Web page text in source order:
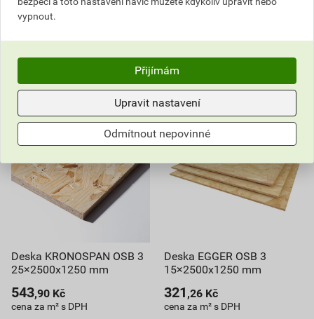
Do košíku
38 305,58 Kč celkem s DPH
36 610,82 Kč celkem s DPH
Deska KRONOSPAN OSB 3
25×2500x1250 mm
543,90 Kč
cena za m² s DPH
Deska EGGER OSB 3
15×2500x1250 mm
321 ,26 Kč
cena za m² s DPH
vypnout.
Přijímám
Upravit nastavení
Odmítnout nepovinné